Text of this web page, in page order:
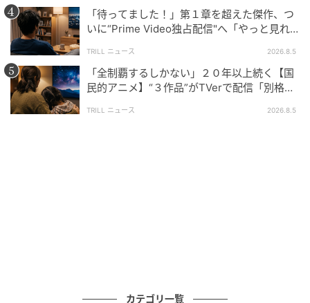
「待ってました！」第１章を超えた傑作、つ
いに“Prime Video独占配信"へ「やっと見れ
TRILL ニュース 2026.8.5
「全制覇するしかない」２０年以上続く【国
民的アニメ】“３作品”がTVerで配信「別格」
TRILL ニュース 2026.8.5
カテゴリ一覧